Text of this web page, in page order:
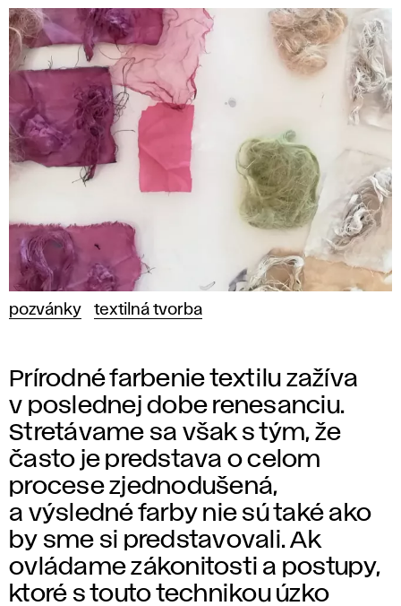
pozvánky textilná tvorba
Prírodné farbenie textilu zažíva
v poslednej dobe renesanciu.
Stretávame sa však s tým, že
často je predstava o celom
procese zjednodušená,
a výsledné farby nie sú také ako
by sme si predstavovali. Ak
ovládame zákonitosti a postupy,
ktoré s touto technikou úzko